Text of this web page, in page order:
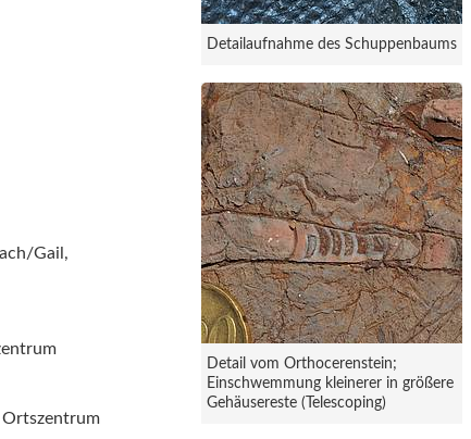
Gail,
Detailaufnahme des Schuppenbaums
Detail vom Orthocerenstein;
Einschwemmung kleinerer in größere
Gehäusereste (Telescoping)